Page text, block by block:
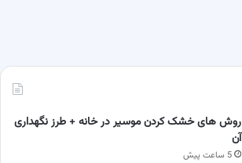
روش های خشک کردن موسیر در خانه + طرز نگهداری
آن
5 ساعت پیش